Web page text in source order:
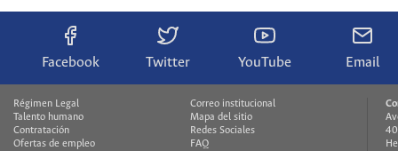
Facebook Twitter YouTube Email
Régimen Legal
Talento humano
Contratación
Ofertas de empleo
Correo institucional
Mapa del sitio
Redes Sociales
FAQ